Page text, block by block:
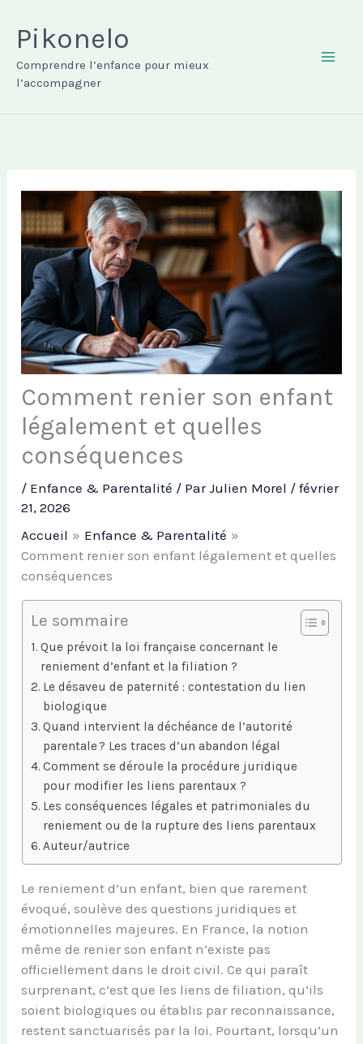
contenu
Pikonelo
Comprendre l’enfance pour mieux
l’accompagner
Comment renier son enfant
légalement et quelles
conséquences
/ Enfance & Parentalité / ParJulien Morel /février
21, 2026
Accueil
Enfance & Parentalité
Comment renier son enfant légalement et quelles
conséquences
Le sommaire
Que prévoit la loi française concernant le
reniement d’enfant et la filiation ?
Le désaveu de paternité : contestation du lien
biologique
Quand intervient la déchéance de l’autorité
parentale ? Les traces d’un abandon légal
Comment se déroule la procédure juridique
pour modifier les liens parentaux ?
Les conséquences légales et patrimoniales du
reniement ou de la rupture des liens parentaux
Auteur/autrice
Le reniement d’un enfant, bien que rarement
évoqué, soulève des questions juridiques et
émotionnelles majeures. En France, la notion
même de renier son enfant n’existe pas
officiellement dans le droit civil. Ce qui paraît
surprenant, c’est que les liens de filiation, qu’ils
soient biologiques ou établis par reconnaissance,
restent sanctuarisés par la loi. Pourtant, lorsqu’un